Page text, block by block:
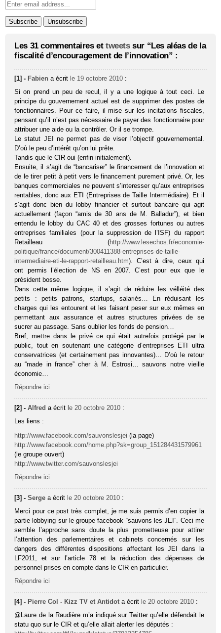
Les 31 commentaires et tweetssur “Les aléas de la
fiscalité d’encouragement de l’innovation” :
[1] - Fabien a écrit le 19 octobre 2010 :
Si on prend un peu de recul, il y a une logique à tout ceci. Le
principe du gouvernement actuel est de supprimer des postes de
fonctionnaires. Pour ce faire, il mise sur les incitations fiscales,
pensant qu’il n’est pas nécessaire de payer des fonctionnaire pour
attribuer une aide ou la contrôler. Or il se trompe.
Le statut JEI ne permet pas de viser l’objectif gouvernemental.
D’où le peu d’intérêt qu’on lui prête.
Tandis que le CIR oui (enfin initialement).
Ensuite, il s’agit de “bancariser” le financement de l’innovation et
de le tirer petit à petit vers le financement purement privé. Or, les
banques commerciales ne peuvent s’interesser qu’aux entreprises
rentables, donc aux ETI (Entreprises de Taille Intermédiaire). Et il
s’agit donc bien du lobby financier et surtout bancaire qui agit
actuellement (façon “amis de 30 ans de M. Balladur”), et bien
entendu le lobby du CAC 40 et des grosses fortunes ou autres
entreprises familiales (pour la suppression de l’ISF) du rapport
Retailleau (http://www.lesechos.fr/economie-
politique/france/document/300411388-entreprises-de-taille-
intermediaire-eti-le-rapport-retailleau.htm). C’est à dire, ceux qui
ont permis l’élection de NS en 2007. C’est pour eux que le
président bosse.
Dans cette même logique, il s’agit de réduire les vélléité des
petits : petits patrons, startups, salariés… En réduisant les
charges qui les entourent et les faisant peser sur eux mêmes en
permettant aux assurance et autres structures privées de se
sucrer au passage. Sans oublier les fonds de pension…
Bref, mettre dans le privé ce qui était autrefois protégé par le
public, tout en soutenant une catégorie d’entreprises ETI ultra
conservatrices (et certainement pas innovantes)… D’où le retour
au “made in france” cher à M. Estrosi… sauvons notre vieille
économie…
Répondre ici
[2] -Alfred a écrit le 20 octobre 2010 :
Les liens :
http://www.facebook.com/sauvonslesjei (la page)
http://www.facebook.com/home.php?sk=group_151284431579961
(le groupe ouvert)
http://www.twitter.com/sauvonslesjei
Répondre ici
[3] -Serge a écrit le 20 octobre 2010 :
Merci pour ce post très complet, je me suis permis d’en copier la
partie lobbying sur le groupe facebook “sauvons les JEI”. Ceci me
semble l’approche sans doute la plus prometteuse pour attirer
l’attention des parlementaires et cabinets concernés sur les
dangers des différentes dispositions affectant les JEI dans la
LF2011, et sur l’article 78 et la réduction des dépenses de
personnel prises en compte dans le CIR en particulier.
Répondre ici
[4] - Pierre Col - Kizz TV et Antidot a écrit le 20 octobre 2010 :
@Laure de la Raudière m’a indiqué sur Twitter qu’elle défendait le
statu quo sur le CIR et qu’elle allait alerter les députés :